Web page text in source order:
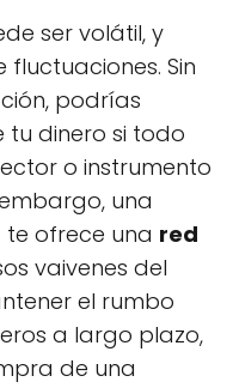
ser volátil, y
Sin
podrías
dinero si todo
o instrumento
una
ofrece una red
vaivenes del
el rumbo
a largo plazo,
de una